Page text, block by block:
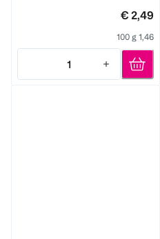
€ 2,49
100 g 1,46
1
Quantity: 1